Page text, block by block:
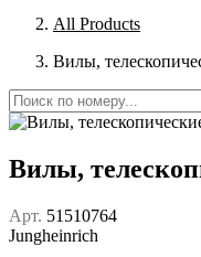
All Products
Вилы,
Вилы,
Арт. 51510764
Jungheinrich